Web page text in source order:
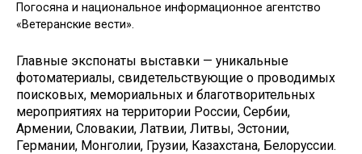
Погосяна и национальное информационное агентство
«Ветеранские вести».
Главные экспонаты выставки — уникальные
фотоматериалы, свидетельствующие о проводимых
поисковых, мемориальных и благотворительных
мероприятиях на территории России, Сербии,
Армении, Словакии, Латвии, Литвы, Эстонии,
Германии, Монголии, Грузии, Казахстана, Белоруссии.